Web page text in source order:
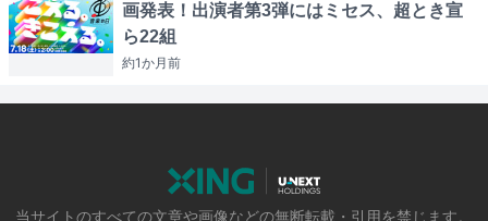
画発表！出演者第3弾にはミセス、超とき宣
ら22組
約1か月前
当サイトのすべての文章や画像などの無断転載・引用を禁じます。